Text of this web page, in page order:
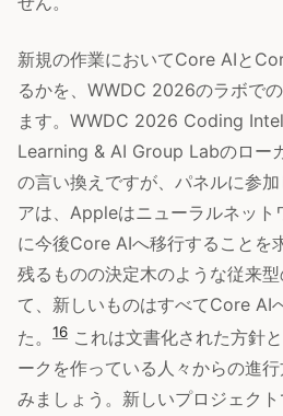
新規の作業においてCore AIと
るかを、WWDC 2026のラボで
ます。WWDC 2026 Coding
Learning & AI Group Labのロー
の言い換えですが、パネルに参
アは、Appleはニューラルネット
に今後Core AIへ移行することを
残るものの決定木のような従来
て、新しいものはすべてCore AI
た。
16 これは文書化された方針
ークを作っている人々からの進
みましょう。新しいプロジェク